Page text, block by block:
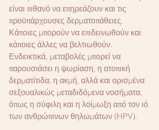
είναι πιθανό να επηρεάζουν και τις
προϋπάρχουσες δερματοπάθειες.
Κάποιες μπορούν να επιδεινωθούν και
κάποιες άλλες να βελτιωθούν.
Ενδεικτικά, μεταβολές μπορεί να
παρουσιάσει η ψωρίαση, η ατοπική
δερματίτιδα, η ακμή, αλλά και ορισμένα
σεξουαλικώς μεταδιδόμενα νοσήματα,
όπως η σύφιλη και η λοίμωξη από τον ιό
των ανθρώπινων θηλωμάτων (HPV).